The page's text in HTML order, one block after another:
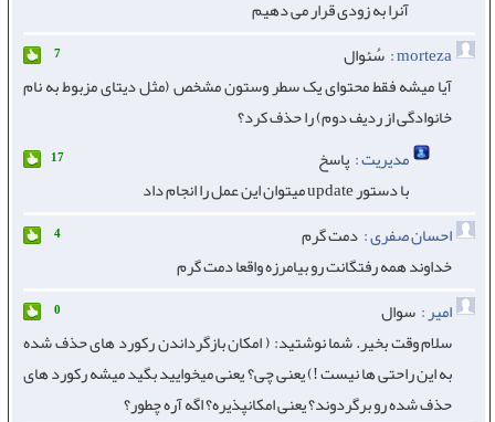
آنرا به زودی قرار می دهیم
morteza : سُئوال 7
آیا میشه فقط محتوای یک سطر وستون مشخص (مثل دیتای مزبوط به نام
خانوادگی از ردیف دوم) را حذف کرد؟
مدیریت :پاسخ 17
با دستور update میتوان این عمل را انجام داد
احسان صفری : دمت گرم 4
خداوند همه رفتگانت رو بیامرزه واقعا دمت گرم
امیر : سوال 0
سلام وقت بخیر. شما نوشتید: ( امکان بازگرداندن رکورد های حذف شده
به این راحتی ها نیست !) یعنی چی؟ یعنی میخوایید بگید میشه رکورد های
حذف شده رو برگردوند؟ یعنی امکانپذیره؟ اگه آره چطور؟